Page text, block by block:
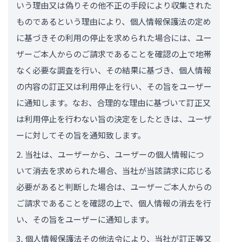
いう理由又は偽りその他不正の手段により収集された
ものであるという理由により、個人情報保護法の定め
に基づきその利用の停止を求められた場合には、ユー
ザーご本人からのご請求であることを確認の上で地帯
なく必要な調査を行い、その結果に基づき、個人情報
の内容の訂正又は利用停止を行い、その旨をユーザー
に通知します。なお、合理的な理由に基づいて訂正又
は利用停止を行わない旨の決定をしたときは、ユーザ
ーに対してその旨を通知致します。
当社は、ユーザーから、ユーザーの個人情報につ
いて消去を求められた場合、当社が当該請求に応じる
必要があると判断した場合は、ユーザーご本人からの
ご請求であることを確認の上で、個人情報の消去を行
い、その旨をユーザーに通知します。
個人情報保護法その他法令により、当社が訂正等又